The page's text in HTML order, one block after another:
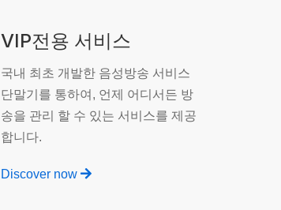
VIP전용 서비스
국내 최초 개발한 음성방송 서비스
단말기를 통하여, 언제 어디서든 방
송을 관리 할 수 있는 서비스를 제공
합니다.
Discover now